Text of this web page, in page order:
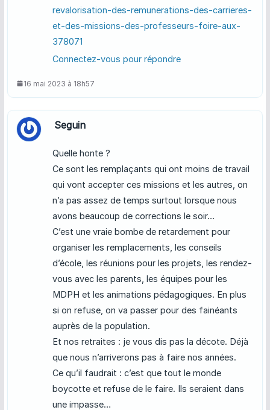
revalorisation-des-remunerations-des-carrieres-
et-des-missions-des-professeurs-foire-aux-
378071
Connectez-vous pour répondre
16 mai 2023 à 18h57
Seguin
Quelle honte ?
Ce sont les remplaçants qui ont moins de travail
qui vont accepter ces missions et les autres, on
n’a pas assez de temps surtout lorsque nous
avons beaucoup de corrections le soir…
C’est une vraie bombe de retardement pour
organiser les remplacements, les conseils
d’école, les réunions pour les projets, les rendez-
vous avec les parents, les équipes pour les
MDPH et les animations pédagogiques. En plus
si on refuse, on va passer pour des fainéants
auprès de la population.
Et nos retraites : je vous dis pas la décote. Déjà
que nous n’arriverons pas à faire nos années.
Ce qu’il faudrait : c’est que tout le monde
boycotte et refuse de le faire. Ils seraient dans
une impasse…